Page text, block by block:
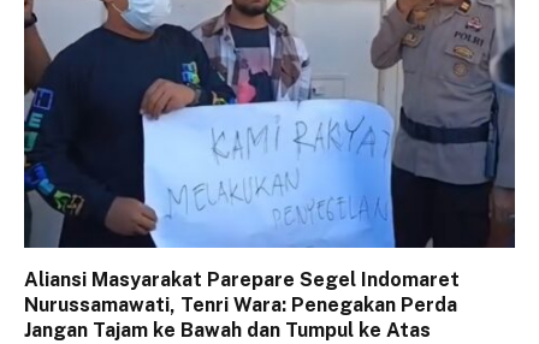
Aliansi Masyarakat Parepare Segel Indomaret
Nurussamawati, Tenri Wara: Penegakan Perda
Jangan Tajam ke Bawah dan Tumpul ke Atas